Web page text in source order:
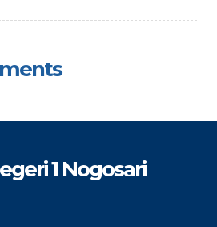
1 Nogosari